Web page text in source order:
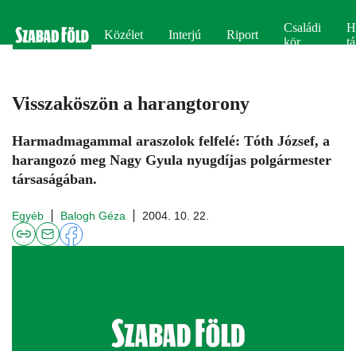
Közélet Interjú Riport
Családi
kör
Visszaköszön a harangtorony
Harmadmagammal araszolok felfelé: Tóth József, a
harangozó meg Nagy Gyula nyugdíjas polgármester
társaságában.
Egyéb Balogh Géza 2004. 10. 22.